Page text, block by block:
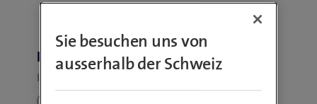
Ihre Kontaktdaten
Ich bin bereits Swisscom-Geschäftskunde
Sie besuchen uns von
ausserhalb der Schweiz